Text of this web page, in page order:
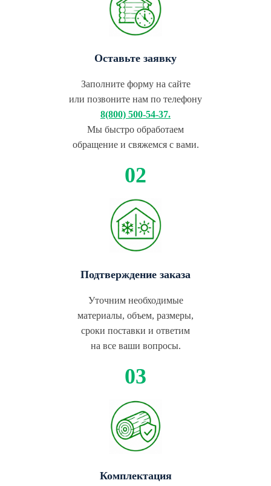
Оставьте заявку
Заполните форму на сайте
или позвоните нам по телефону
8(800) 500-54-37.
Мы быстро обработаем
обращение и свяжемся с вами.
Подтверждение заказа
Уточним необходимые
материалы, объем, размеры,
сроки поставки и ответим
на все ваши вопросы.
Комплектация